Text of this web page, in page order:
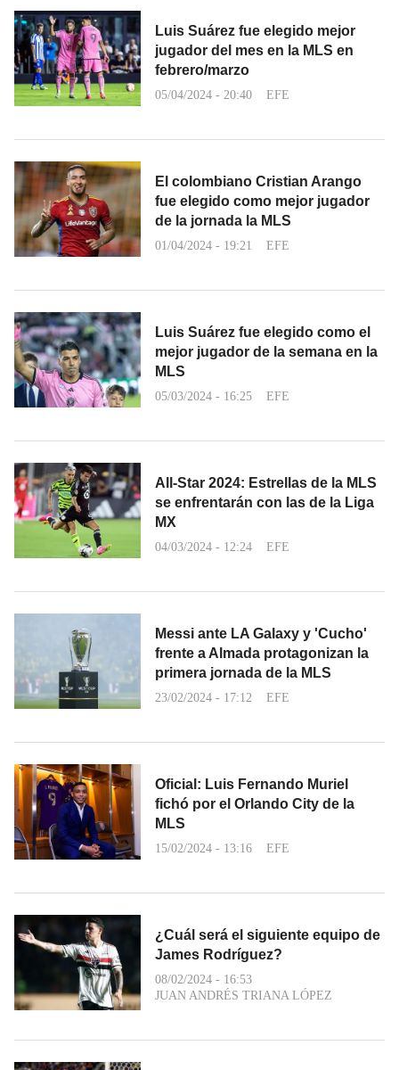
Luis Suárez fue elegido mejor
jugador del mes en la MLS en
febrero/marzo
05/04/2024 - 20:40 EFE
El colombiano Cristian Arango
fue elegido como mejor jugador
de la jornada la MLS
01/04/2024 - 19:21 EFE
Luis Suárez fue elegido como el
mejor jugador de la semana en la
MLS
05/03/2024 - 16:25 EFE
All-Star 2024: Estrellas de la MLS
se enfrentarán con las de la Liga
MX
04/03/2024 - 12:24 EFE
Messi ante LA Galaxy y 'Cucho'
frente a Almada protagonizan la
primera jornada de la MLS
23/02/2024 - 17:12 EFE
Oficial: Luis Fernando Muriel
fichó por el Orlando City de la
MLS
15/02/2024 - 13:16 EFE
¿Cuál será el siguiente equipo de
James Rodríguez?
08/02/2024 - 16:53
JUAN ANDRÉS TRIANA LÓPEZ